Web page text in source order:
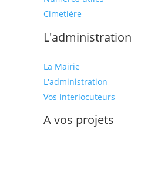
Cimetière
L'administration
La Mairie
L'administration
Vos interlocuteurs
A vos projets